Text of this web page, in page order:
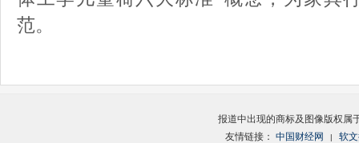
范。
报道中出现的商标及图像版权属
友情链接： 中国财经网 | 软